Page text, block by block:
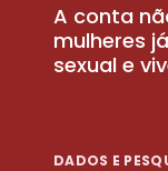
A conta
mulheres
sexual e
DADOS E